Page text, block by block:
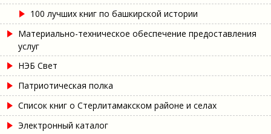
100 лучших книг по башкирской истории
Материально-техническое обеспечение предоставления
услуг
НЭБ Свет
Патриотическая полка
Список книг о Стерлитамакском районе и селах
Электронный каталог